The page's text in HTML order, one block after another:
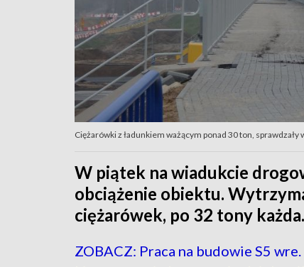
Ciężarówki z ładunkiem ważącym ponad 30 ton,
W piątek na wiadukcie
obciążenie obiektu.
ciężarówek, po 32 tony każda.
ZOBACZ: Praca na budowie S5